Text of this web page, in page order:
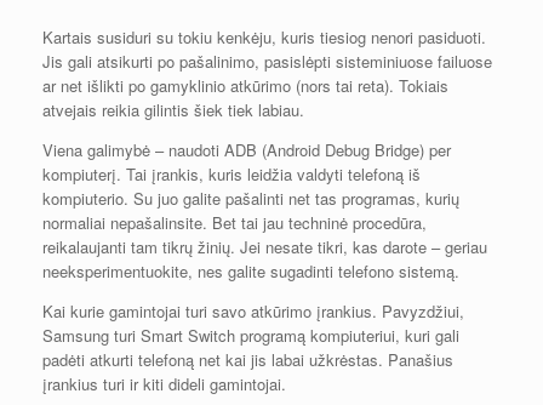
Kartais susiduri su tokiu kenkėju, kuris tiesiog nenori pasiduoti.
Jis gali atsikurti po pašalinimo, pasislėpti sisteminiuose failuose
ar net išlikti po gamyklinio atkūrimo (nors tai reta). Tokiais
atvejais reikia gilintis šiek tiek labiau.
Viena galimybė – naudoti ADB (Android Debug Bridge) per
kompiuterį. Tai įrankis, kuris leidžia valdyti telefoną iš
kompiuterio. Su juo galite pašalinti net tas programas, kurių
normaliai nepašalinsite. Bet tai jau techninė procedūra,
reikalaujanti tam tikrų žinių. Jei nesate tikri, kas darote – geriau
neeksperimentuokite, nes galite sugadinti telefono sistemą.
Kai kurie gamintojai turi savo atkūrimo įrankius. Pavyzdžiui,
Samsung turi Smart Switch programą kompiuteriui, kuri gali
padėti atkurti telefoną net kai jis labai užkrėstas. Panašius
įrankius turi ir kiti dideli gamintojai.